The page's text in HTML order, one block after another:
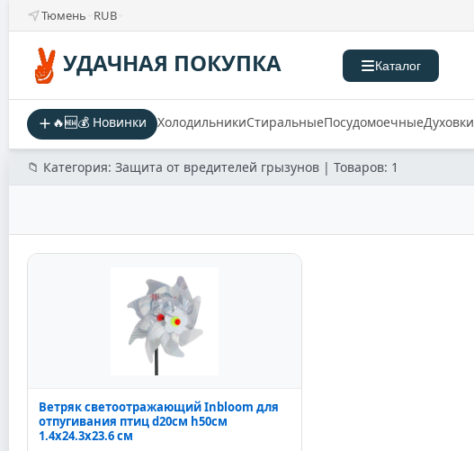
Тюмень RUB
УДАЧНАЯ ПОКУПКА Каталог
🔥🆕💰 Новинки ХолодильникиСтиральныеПосудомоечныеДуховки
📁 Категория: Защита от вредителей грызунов | Товаров: 1
Ветряк светоотражающий Inbloom для
отпугивания птиц d20см h50см
1.4x24.3x23.6 см